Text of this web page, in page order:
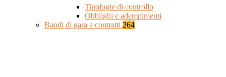
Tipologie di controllo
Obblighi e adempimenti
Bandi di gara e contratti 264